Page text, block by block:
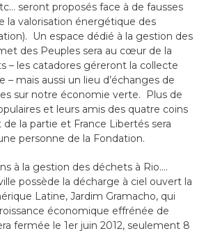
seront proposés face à de fausses
la valorisation énergétique des
Un espace dédié à la gestion des
des Peuples sera au cœur de la
– les catadores géreront la collecte
– mais aussi un lieu d’échanges de
sur notre économie verte. Plus de
et leurs amis des quatre coins
la partie et France Libertés sera
personne de la Fondation.
à la gestion des déchets à Rio….
possède la décharge à ciel ouvert la
Latine, Jardim Gramacho, qui
économique effrénée de
fermée le 1er juin 2012, seulement 8